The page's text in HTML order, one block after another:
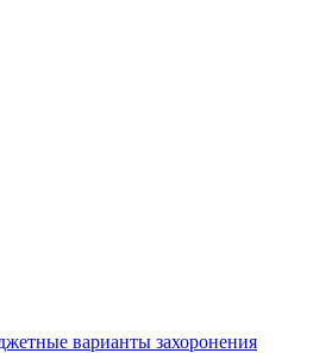
варианты захоронения